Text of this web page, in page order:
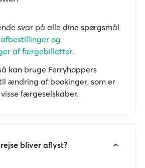
svar på alle dine spørgsmål
og
af færgebilletter.
kan bruge Ferryhoppers
ændring af bookinger, som er
færgeselskaber.
bliver aflyst?